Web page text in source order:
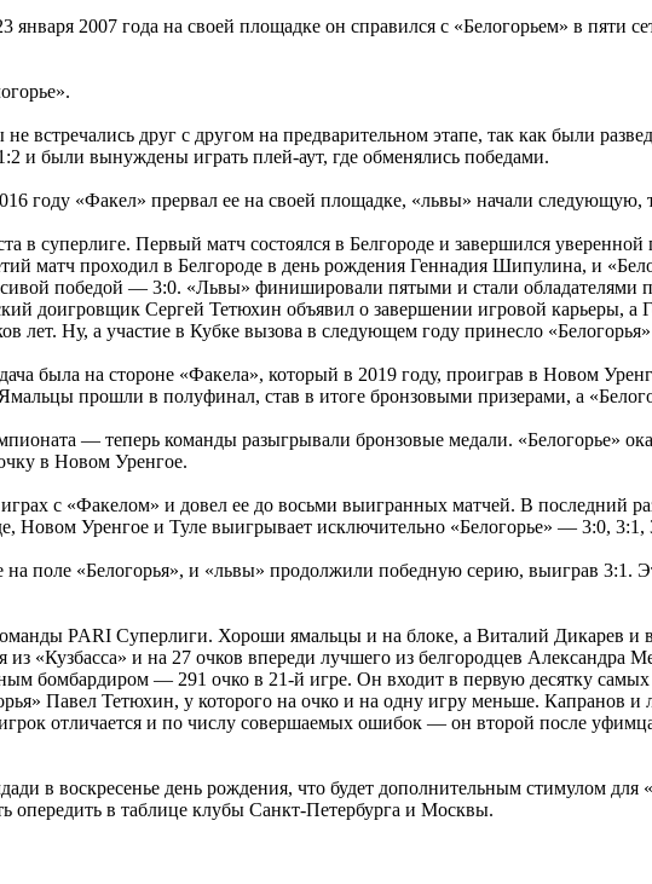
2007 года на своей площадке он справился с «Белогорьем» в пяти
встречались друг с другом на предварительном этапе, так как были
и были вынуждены играть плей-аут, где обменялись победами.
году «Факел» прервал ее на своей площадке, «львы» начали следующую,
в суперлиге. Первый матч состоялся в Белгороде и завершился уверенной
матч проходил в Белгороде в день рождения Геннадия Шипулина, и
победой — 3:0. «Львы» финишировали пятыми и стали обладателями
доигровщик Сергей Тетюхин объявил о завершении игровой карьеры,
лет. Ну, а участие в Кубке вызова в следующем году принесло
была на стороне «Факела», который в 2019 году, проиграв в Новом
прошли в полуфинал, став в итоге бронзовыми призерами, а
— теперь команды разыгрывали бронзовые медали. «Белогорье»
в Новом Уренгое.
с «Факелом» и довел ее до восьми выигранных матчей. В последний
Новом Уренгое и Туле выигрывает исключительно «Белогорье» — 3:0, 3:1,
поле «Белогорья», и «львы» продолжили победную серию, выиграв 3:1.
PARI Суперлиги. Хороши ямальцы и на блоке, а Виталий Дикарев и
и на 27 очков впереди лучшего из белгородцев Александра
бомбардиром — 291 очко в 21-й игре. Он входит в первую десятку
Павел Тетюхин, у которого на очко и на одну игру меньше.
отличается и по числу совершаемых ошибок — он второй после
в воскресенье день рождения, что будет дополнительным стимулом для
опередить в таблице клубы Санкт-Петербурга и Москвы.